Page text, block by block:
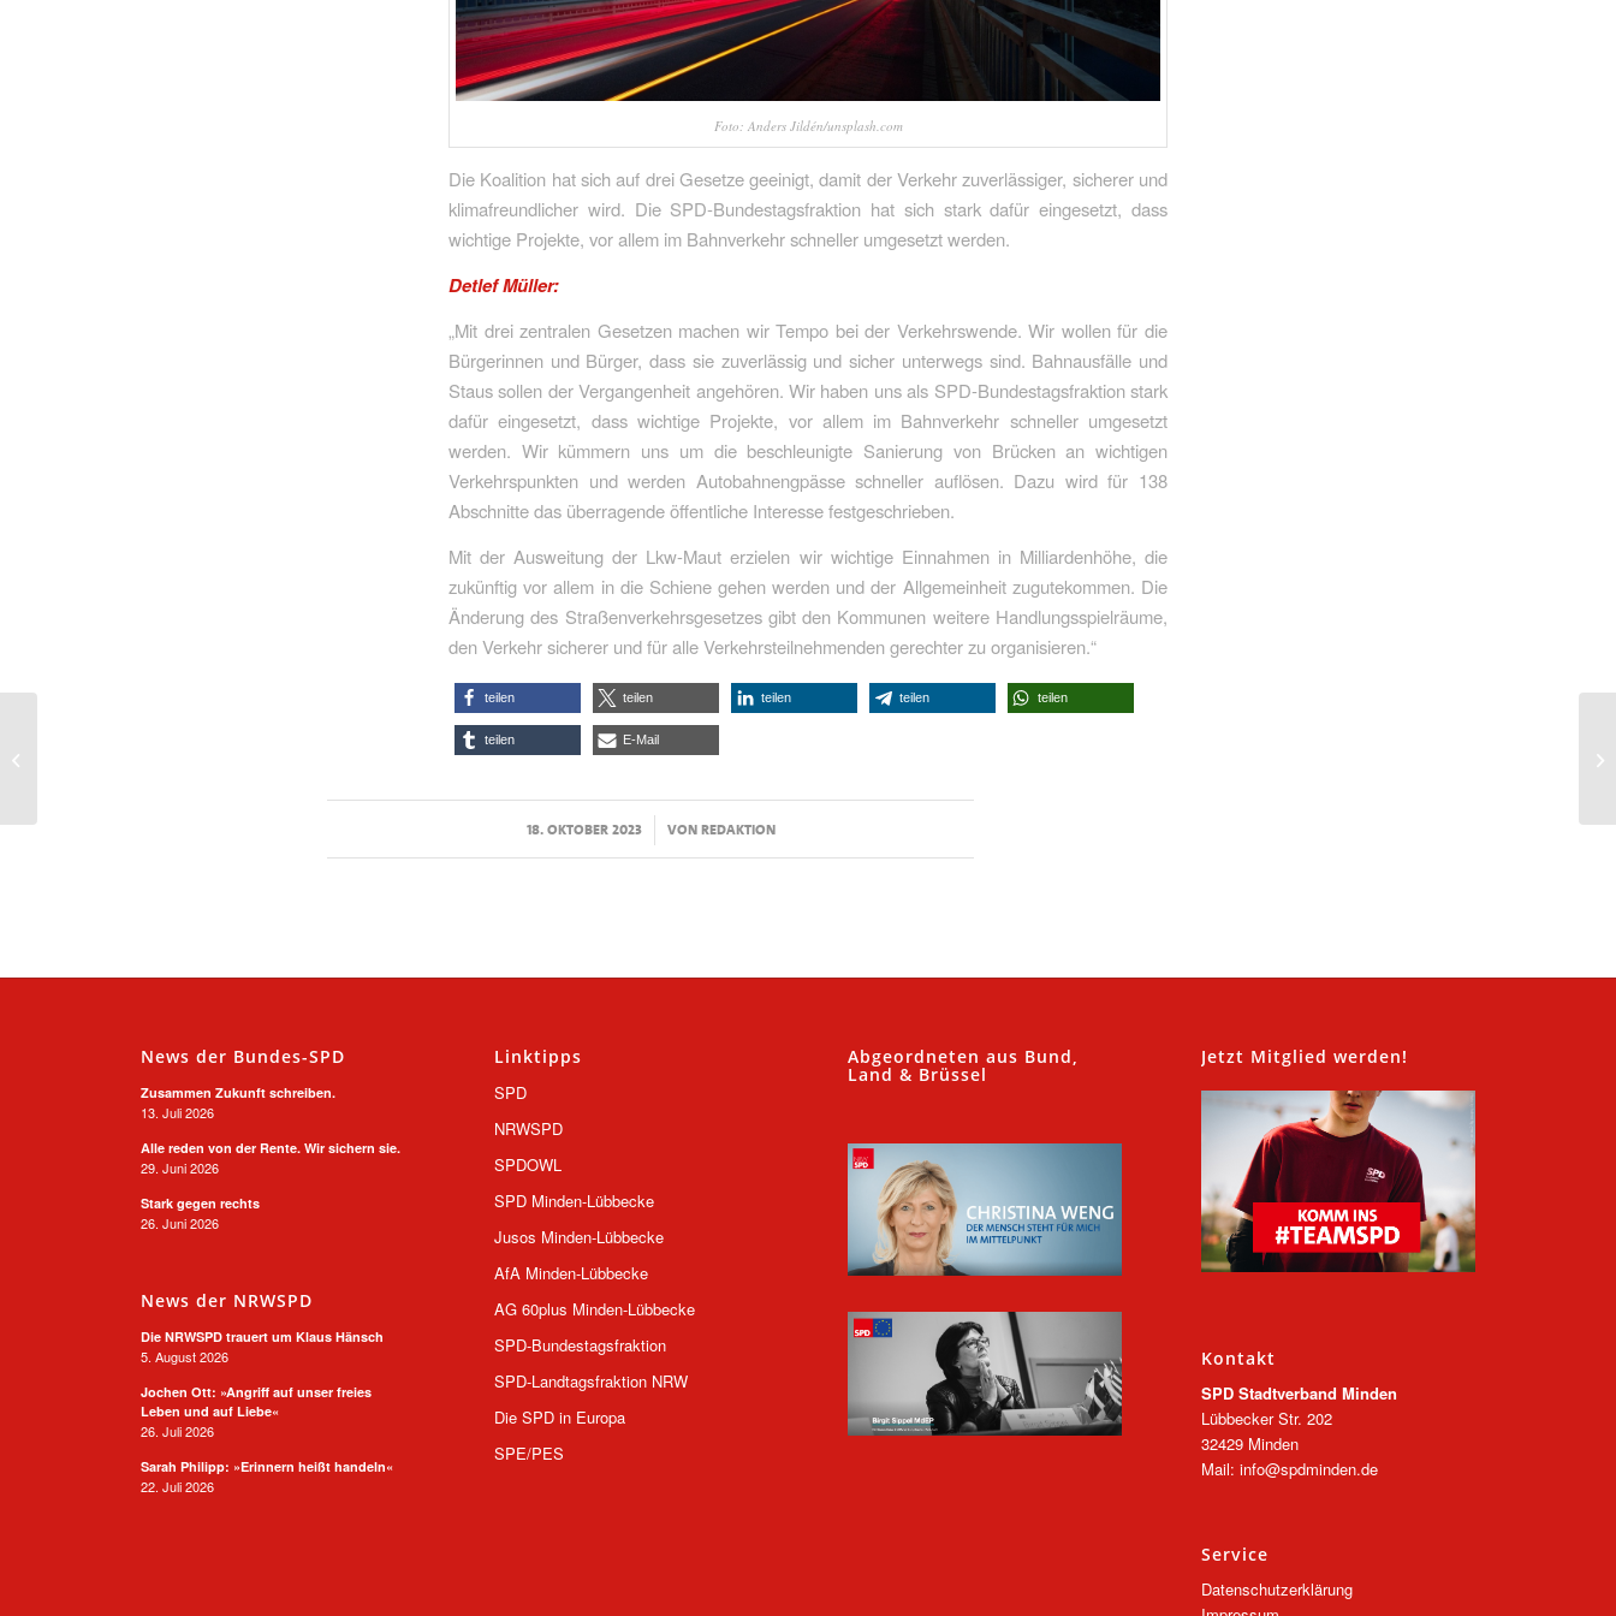
Foto: Anders Jildén/unsplash.com
Die Koalition hat sich auf drei Gesetze geeinigt, damit der Verkehr zuverlässiger, sicherer und
klimafreundlicher wird. Die SPD-Bundestagsfraktion hat sich stark dafür eingesetzt, dass
wichtige Projekte, vor allem im Bahnverkehr schneller umgesetzt werden.
Detlef Müller:
„Mit drei zentralen Gesetzen machen wir Tempo bei der Verkehrswende. Wir wollen für die
Bürgerinnen und Bürger, dass sie zuverlässig und sicher unterwegs sind. Bahnausfälle und
Staus sollen der Vergangenheit angehören. Wir haben uns als SPD-Bundestagsfraktion stark
dafür eingesetzt, dass wichtige Projekte, vor allem im Bahnverkehr schneller umgesetzt
werden. Wir kümmern uns um die beschleunigte Sanierung von Brücken an wichtigen
Verkehrspunkten und werden Autobahnengpässe schneller auflösen. Dazu wird für 138
Abschnitte das überragende öffentliche Interesse festgeschrieben.
Mit der Ausweitung der Lkw-Maut erzielen wir wichtige Einnahmen in Milliardenhöhe, die
zukünftig vor allem in die Schiene gehen werden und der Allgemeinheit zugutekommen. Die
Änderung des Straßenverkehrsgesetzes gibt den Kommunen weitere Handlungsspielräume,
den Verkehr sicherer und für alle Verkehrsteilnehmenden gerechter zu organisieren.“
teilen teilen teilen teilen teilen
teilen E-Mail
18. OKTOBER 2023
/ VONREDAKTION
News der Bundes-SPD
Zusammen Zukunft schreiben.
13. Juli 2026
Alle reden von der Rente. Wir sichern sie.
29. Juni 2026
Stark gegen rechts
26. Juni 2026
News der NRWSPD
Die NRWSPD trauert um Klaus Hänsch
5. August 2026
Jochen Ott: »Angriff auf unser freies
Leben und auf Liebe«
26. Juli 2026
Sarah Philipp: »Erinnern heißt handeln«
22. Juli 2026
Linktipps
SPD
NRWSPD
SPDOWL
SPD Minden-Lübbecke
Jusos Minden-Lübbecke
AfA Minden-Lübbecke
AG 60plus Minden-Lübbecke
SPD-Bundestagsfraktion
SPD-Landtagsfraktion NRW
Die SPD in Europa
SPE/PES
Abgeordneten aus Bund,
Land & Brüssel
Jetzt Mitglied werden!
Kontakt
SPD Stadtverband Minden
Lübbecker Str. 202
32429 Minden
Mail: info@spdminden.de
Service
Datenschutzerklärung